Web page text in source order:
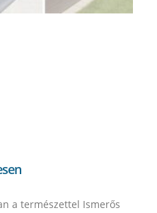
a természettel Ismerős